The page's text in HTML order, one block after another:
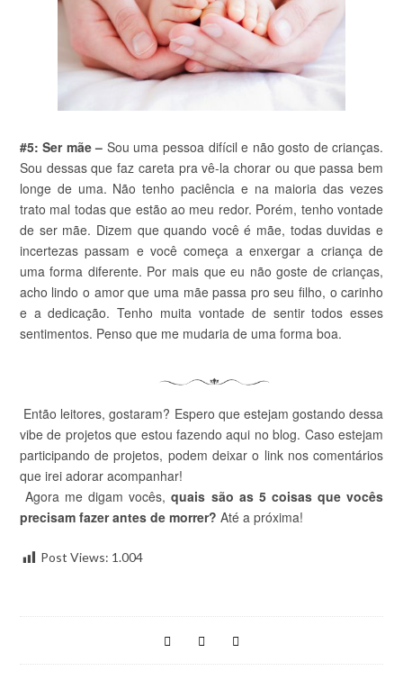
#5: Ser mãe – Sou uma pessoa difícil e não gosto de crianças.
Sou dessas que faz careta pra vê-la chorar ou que passa bem
longe de uma. Não tenho paciência e na maioria das vezes
trato mal todas que estão ao meu redor. Porém, tenho vontade
de ser mãe. Dizem que quando você é mãe, todas duvidas e
incertezas passam e você começa a enxergar a criança de
uma forma diferente. Por mais que eu não goste de crianças,
acho lindo o amor que uma mãe passa pro seu filho, o carinho
e a dedicação. Tenho muita vontade de sentir todos esses
sentimentos. Penso que me mudaria de uma forma boa.
Então leitores, gostaram? Espero que estejam gostando dessa
vibe de projetos que estou fazendo aqui no blog. Caso estejam
participando de projetos, podem deixar o link nos comentários
que irei adorar acompanhar!
Agora me digam vocês,quais são as 5 coisas que vocês
precisam fazer antes de morrer? Até a próxima!
Post Views: 1.004